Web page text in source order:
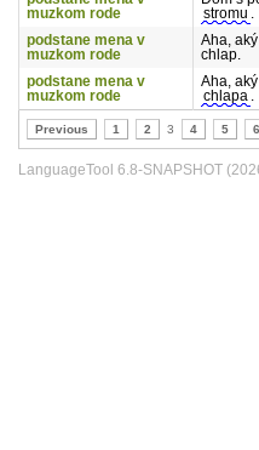
muzkom rode
stromu .
podstane mena v
muzkom rode
Aha, aký
chlap.
podstane mena v
muzkom rode
Aha,
chlapa .
Previous 1 2 3 4 5 6
LanguageTool 6.8-SNAPSHOT